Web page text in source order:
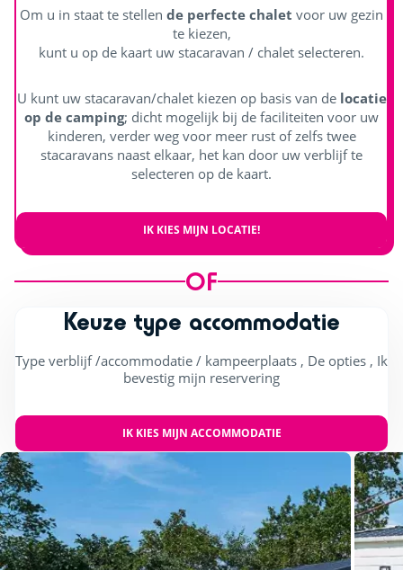
Om u in staat te stellen de perfecte chalet voor uw gezin
te kiezen,
kunt u op de kaart uw stacaravan / chalet selecteren.
U kunt uw stacaravan/chalet kiezen op basis van delocatie
op de camping; dicht mogelijk bij de faciliteiten voor uw
kinderen, verder weg voor meer rust of zelfs twee
stacaravans naast elkaar, het kan door uw verblijf te
selecteren op de kaart.
IK KIES MIJN LOCATIE!
OF
Keuze type accommodatie
Type verblijf /accommodatie / kampeerplaats , De opties , Ik
bevestig mijn reservering
IK KIES MIJN ACCOMMODATIE